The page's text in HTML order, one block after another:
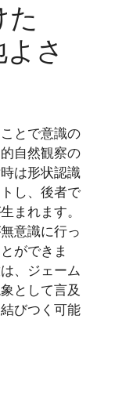
た
さ
とで意識の
自然観察の
は形状認識
し、後者で
まれます。
意識に行っ
ができま
、ジェーム
として言及
びつく可能